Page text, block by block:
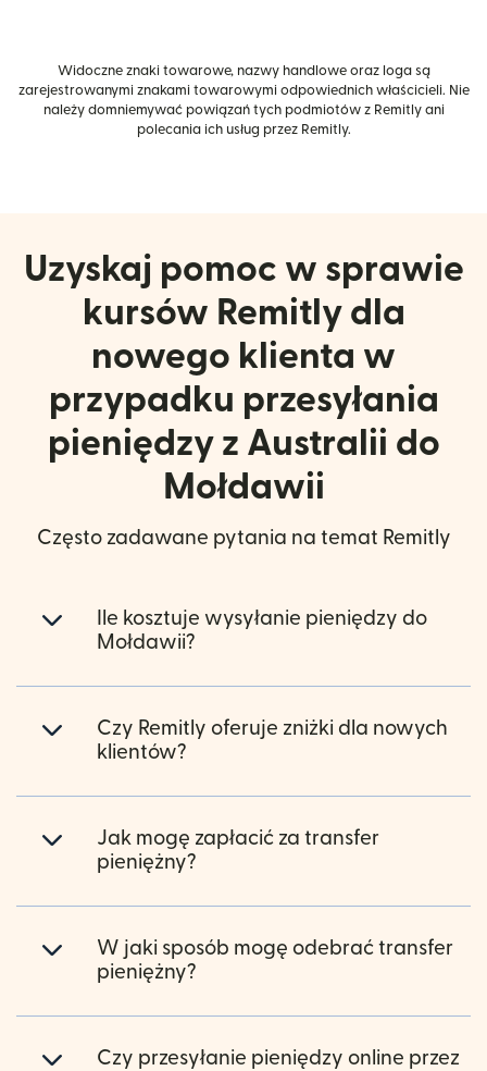
Widoczne znaki towarowe, nazwy handlowe oraz loga są
zarejestrowanymi znakami towarowymi odpowiednich właścicieli. Nie
należy domniemywać powiązań tych podmiotów z Remitly ani
polecania ich usług przez Remitly.
Uzyskaj pomoc w sprawie
kursów Remitly dla
nowego klienta w
przypadku przesyłania
pieniędzy z Australii do
Mołdawii
Często zadawane pytania na temat Remitly
Ile kosztuje wysyłanie pieniędzy do
Mołdawii?
Czy Remitly oferuje zniżki dla nowych
klientów?
Jak mogę zapłacić za transfer
pieniężny?
W jaki sposób mogę odebrać transfer
pieniężny?
Czy przesyłanie pieniędzy online przez